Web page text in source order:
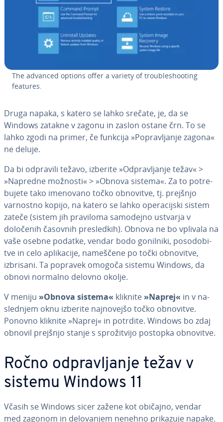
The advanced options offer a variety of tro­u­ble­sho­o­ting
features.
Druga napaka, s katero se lahko srečate, je, da se
Windows zatakne v zagonu in zaslon ostane črn. To se
lahko zgodi na primer, če funkcija »Po­pra­vlja­nje zagona«
ne deluje.
Da bi odpravili težavo, izberite »Od­pra­vlja­nje težav« >
»Napredne možnosti« > »Obnova sistema«. Za to po­tre­
bu­je­te tako imenovano točko obnovitve, tj. prejšnjo
varnostno kopijo, na katero se lahko ope­ra­cij­ski sistem
zateče (sistem jih praviloma samodejno ustvarja v
določenih časovnih pre­sled­kih). Obnova ne bo vplivala na
vaše osebne podatke, vendar bodo gonilniki, po­so­do­bi­
tve in celo apli­ka­ci­je, nameščene po točki obnovitve,
izbrisani. Ta popravek omogoča sistemu Windows, da
obnovi normalno delovno okolje.
V meniju »Obnova sistema« kliknite »Naprej« in v na­
sle­dnjem oknu izberite naj­no­vej­šo točko obnovitve.
Ponovno kliknite »Naprej« in potrdite. Windows bo zdaj
obnovil prejšnjo stanje s spro­ži­tvi­jo postopka obnovitve.
Ročno od­pra­vlja­nje težav v
sistemu Windows 11
Včasih se Windows sicer zažene kot običajno, vendar
med zagonom in de­lo­va­njem nenehno prikazuje napake.